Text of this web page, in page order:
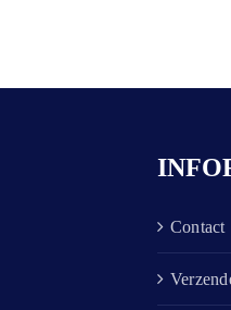
Contact